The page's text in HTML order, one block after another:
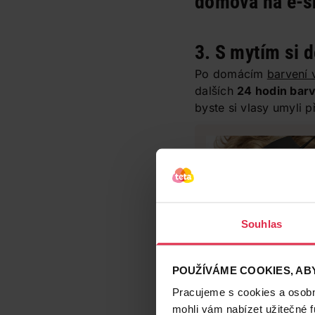
Souhlas
POUŽÍVÁME COOKIES,
Pracujeme s cookies a
mohli vám nabízet užitečné
3. S mytím si
Po domácím barvení
dalších 24 hodin
byste si vlasy umyli
4. Správná
K dalšímu mytí vlasů